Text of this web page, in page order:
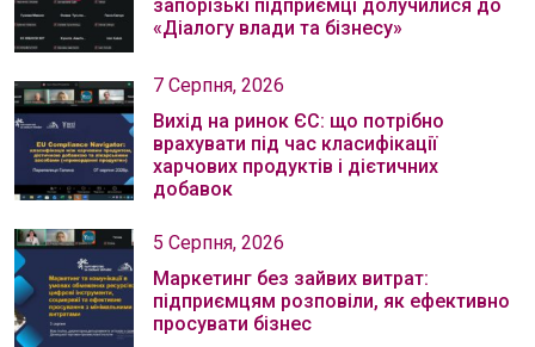
запорізькі підприємці долучилися до
«Діалогу влади та бізнесу»
7 Серпня, 2026
Вихід на ринок ЄС: що потрібно
врахувати під час класифікації
харчових продуктів і дієтичних
добавок
5 Серпня, 2026
Маркетинг без зайвих витрат:
підприємцям розповіли, як ефективно
просувати бізнес